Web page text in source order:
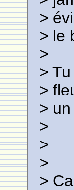
>
> le
>
>
>
>
>
>
>
>